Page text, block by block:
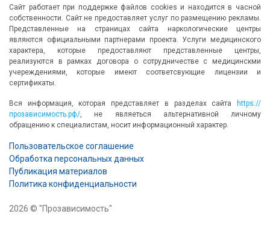
Сайт работает при поддержке файлов cookies и находится в часной
собственности. Сайт не предоставляет услуг по размещению рекламы.
Представленные на страницах сайта наркологические центры
являются официальными партнерами проекта. Услуги медицинского
характера, которые предоставляют представленные центры,
реализуются в рамках договора о сотрудничестве с медицинскми
учереждениями, которые имеют соответсвующие лицензии и
сертификаты.
Вся информация, которая представляет в разделах сайта
https://
прозависимость.рф/ , не являеться альтернативной личному
обращению к специалистам, носит информационный характер.
Пользовательское соглашение
Обработка персональных данных
Публикация материалов
Политика конфиденциальности
2026 © "Прозависимость"